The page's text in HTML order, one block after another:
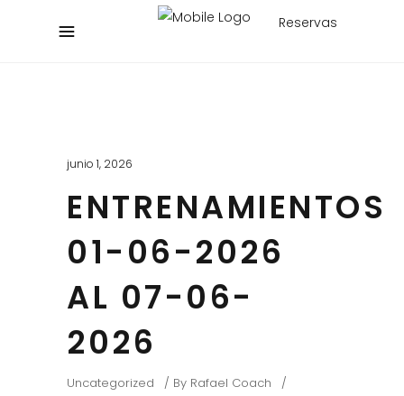
Reservas
junio 1, 2026
ENTRENAMIENTOS
01-06-2026
AL 07-06-
2026
Uncategorized By Rafael Coach